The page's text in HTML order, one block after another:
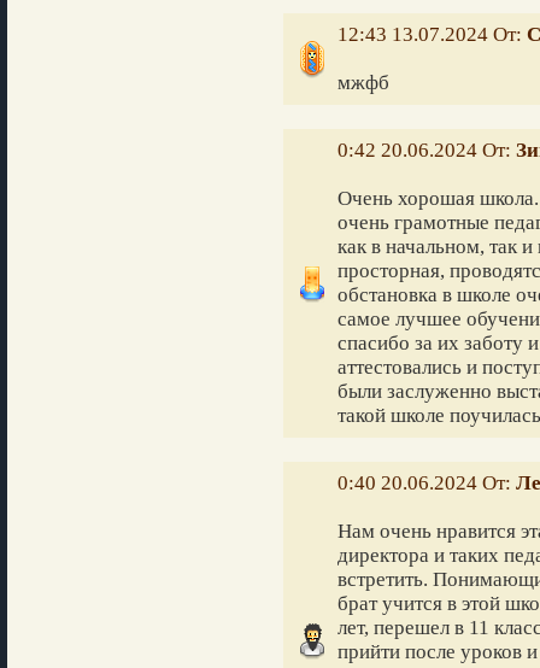
12:43 13.07.2024 От:
мжфб
0:42 20.06.2024 От:
Очень хорошая
очень грамотные
как в начальном, так
просторная,
обстановка в школе
самое лучшее
спасибо за их заботу
аттестовались и
были заслуженно
такой школе
0:40 20.06.2024 От:
Нам очень нравится
директора и таких
встретить.
брат учится в этой
лет, перешел в 11
прийти после уроков